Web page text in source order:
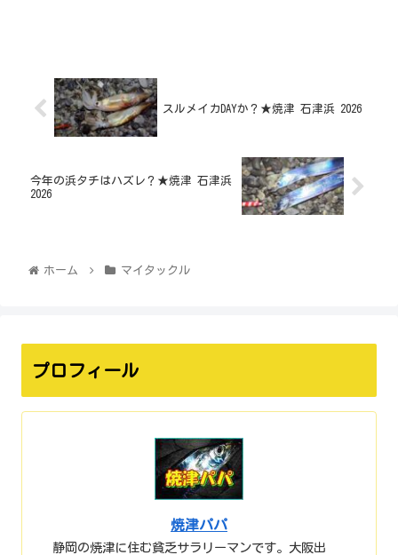
スルメイカDAYか？★焼津 石津浜 2026
今年の浜タチはハズレ？★焼津 石津浜
2026
ホーム マイタックル
プロフィール
焼津パパ
静岡の焼津に住む貧乏サラリーマンです。大阪出